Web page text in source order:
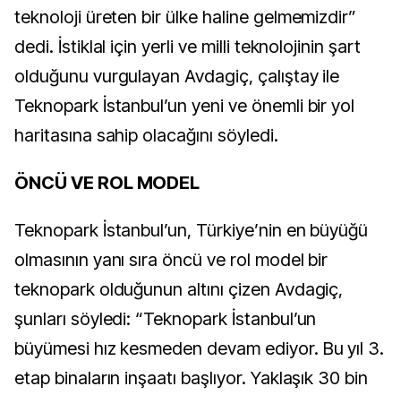
teknoloji üreten bir ülke haline gelmemizdir”
dedi. İstiklal için yerli ve milli teknolojinin şart
olduğunu vurgulayan Avdagiç, çalıştay ile
Teknopark İstanbul’un yeni ve önemli bir yol
haritasına sahip olacağını söyledi.
ÖNCÜ VE ROL MODEL
Teknopark İstanbul’un, Türkiye’nin en büyüğü
olmasının yanı sıra öncü ve rol model bir
teknopark olduğunun altını çizen Avdagiç,
şunları söyledi: “Teknopark İstanbul’un
büyümesi hız kesmeden devam ediyor. Bu yıl 3.
etap binaların inşaatı başlıyor. Yaklaşık 30 bin